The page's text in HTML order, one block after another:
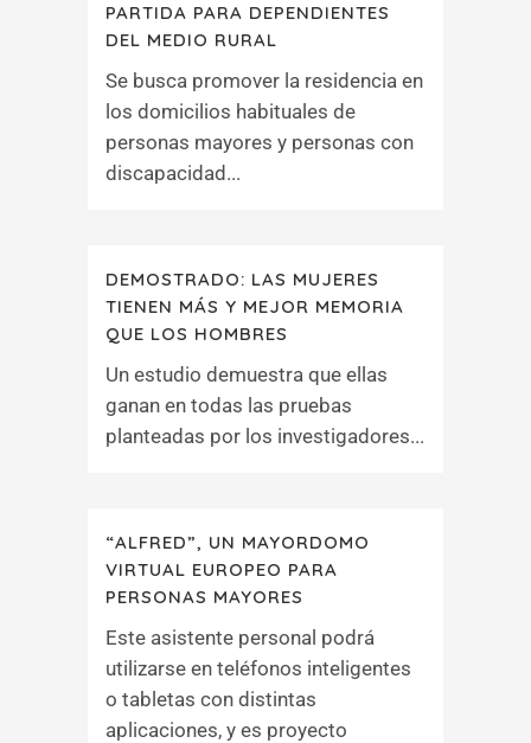
PARTIDA PARA DEPENDIENTES
DEL MEDIO RURAL
Se busca promover la residencia en
los domicilios habituales de
personas mayores y personas con
discapacidad...
DEMOSTRADO: LAS MUJERES
TIENEN MÁS Y MEJOR MEMORIA
QUE LOS HOMBRES
Un estudio demuestra que ellas
ganan en todas las pruebas
planteadas por los investigadores...
“ALFRED”, UN MAYORDOMO
VIRTUAL EUROPEO PARA
PERSONAS MAYORES
Este asistente personal podrá
utilizarse en teléfonos inteligentes
o tabletas con distintas
aplicaciones, y es proyecto